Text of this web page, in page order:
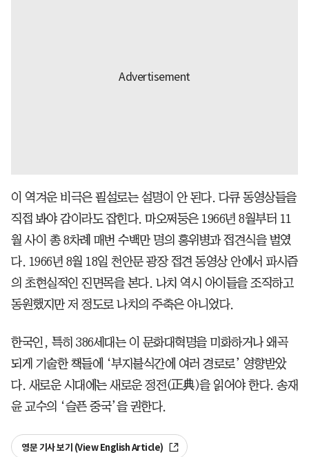
이 역겨운 비극은 필설로는 설명이 안 된다. 다큐 동영상들을
직접 봐야 감이라도 잡힌다. 마오쩌둥은 1966년 8월부터 11
월 사이 총 8차례 매번 수백만 명의 홍위병과 접견식을 벌였
다. 1966년 8월 18일 천안문 광장 접견 동영상 안에서 파시즘
의 초현실적인 진면목을 본다. 나치 역시 아이들을 조직하고
동원했지만 저 정도로 나치의 주축은 아니었다.
한국인, 특히 386세대는 이 문화대혁명을 미화하거나 왜곡
되게 기술한 책들에 ‘부지불식간에 여러 경로로’ 영향받았
다. 새로운 시대에는 새로운 정전(正典)을 읽어야 한다. 송재
윤 교수의 ‘슬픈 중국’을 권한다.
영문 기사 보기 (View English Article)